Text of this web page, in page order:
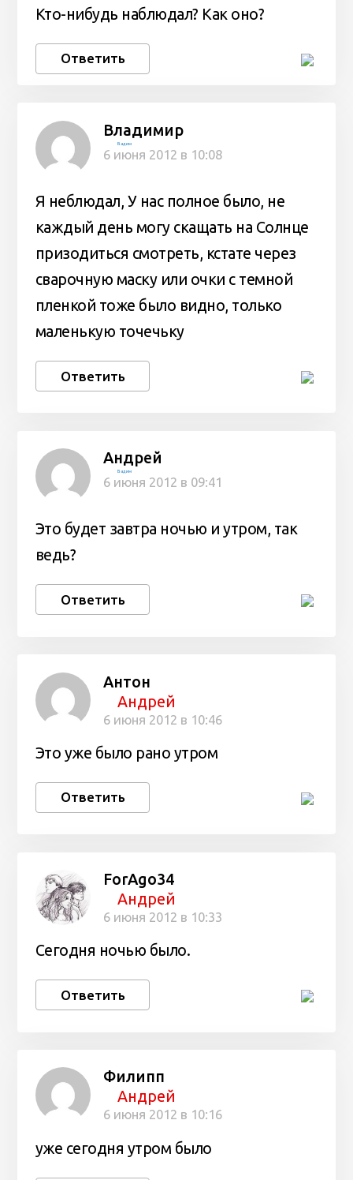
Кто-нибудь наблюдал? Как оно?
Ответить
Владимир
Вадим
6 июня 2012 в 10:08
Я неблюдал, У нас полное было, не
каждый день могу скащать на Солнце
призодиться смотреть, кстате через
сварочную маску или очки с темной
пленкой тоже было видно, только
маленькую точечьку
Ответить
Андрей
Вадим
6 июня 2012 в 09:41
Это будет завтра ночью и утром, так
ведь?
Ответить
Антон
Андрей
6 июня 2012 в 10:46
Это уже было рано утром
Ответить
ForAgo34
Андрей
6 июня 2012 в 10:33
Сегодня ночью было.
Ответить
Филипп
Андрей
6 июня 2012 в 10:16
уже сегодня утром было